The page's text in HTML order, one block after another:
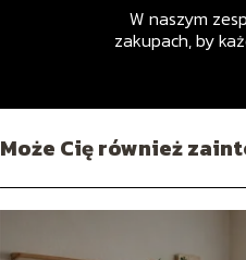
W naszym
zakupach, by
Może Cię również